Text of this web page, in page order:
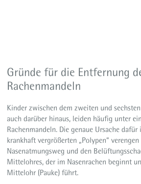
Gründe für die Entfernung
Rachenmandeln
Kinder zwischen dem zweiten und
auch darüber hinaus, leiden häufig unter
Rachenmandeln. Die genaue Ursache
krankhaft vergrößerten „Polypen“
Nasenatmungsweg und den
Mittelohres, der im Nasenrachen beginnt
Mittelohr (Pauke) führt.